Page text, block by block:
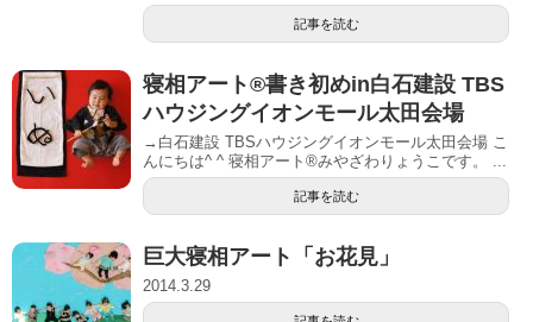
記事を読む
寝相アート®︎書き初めin白石建設 TBS
ハウジングイオンモール太田会場
→白石建設 TBSハウジングイオンモール太田会場 こ
んにちは^ ^ 寝相アート®︎みやざわりょうこです。 ...
記事を読む
巨大寝相アート「お花見」
2014.3.29